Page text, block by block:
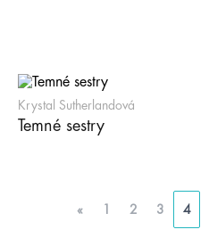
Krystal Sutherlandová
Temné sestry
« 1 2 3 4